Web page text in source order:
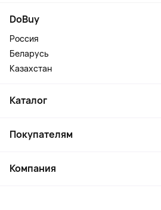
DoBuy
Россия
Беларусь
Казахстан
Каталог
Ноутбуки, мониторы, VR
Косметика и уход
Покупателям
Как заказать
Компания